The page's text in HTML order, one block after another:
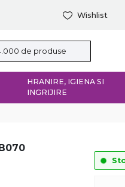
Wishlist
HRANIRE, IGIENA SI
INGRIJIRE